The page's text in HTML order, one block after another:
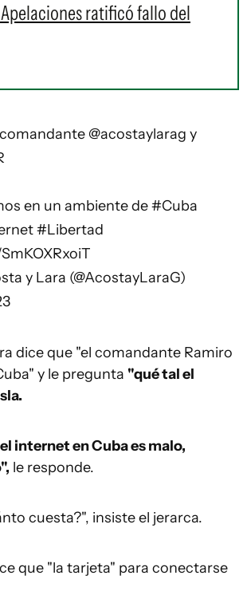
ratificó fallo del
@acostaylarag y
en un ambiente de#Cuba
#Libertad
y Lara (@AcostayLaraG)
dice que "el comandante Ramiro
y le pregunta "qué tal el
internet en Cuba es malo,
le responde.
cuesta?", insiste el jerarca.
que "la tarjeta" para conectarse